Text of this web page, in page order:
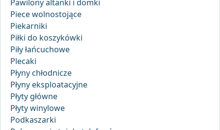
Pawilony altanki i domki
Piece wolnostojące
Piekarniki
Piłki do koszykówki
Piły łańcuchowe
Plecaki
Płyny chłodnicze
Płyny eksploatacyjne
Płyty główne
Płyty winylowe
Podkaszarki